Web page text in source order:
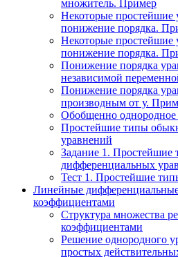
множитель. Пример
Некоторые простейшие
понижение порядка.
Некоторые простейшие
понижение порядка.
Понижение порядка
независимой
Понижение порядка
производным от у.
Обобщенно
Простейшие типы
уравнений
Задание 1.
дифференциальных
Тест 1. Простейшие
Линейные
коэффициентами
Структура множества
коэффициентами
Решение однородного
простых